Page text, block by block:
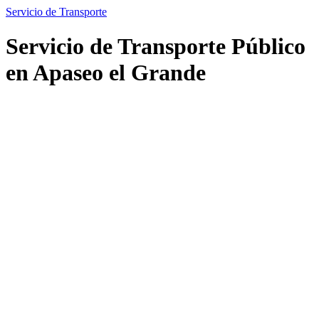
Servicio de Transporte
Servicio de Transporte Público
en Apaseo el Grande